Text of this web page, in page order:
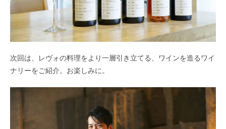
次回は、レヴォの料理をより一層引き立てる、ワインを造るワイ
ナリーをご紹介。お楽しみに。